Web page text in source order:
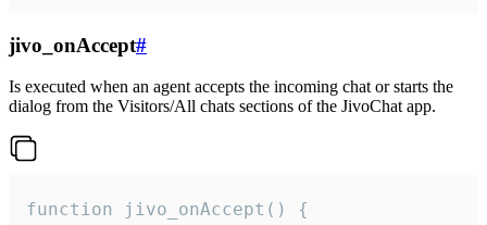
jivo_onAccept#
Is executed when an agent accepts the incoming chat or starts the
dialog from the Visitors/All chats sections of the JivoChat app.
function jivo_onAccept() {